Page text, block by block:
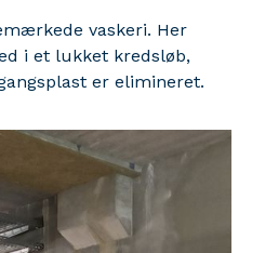
vaskeri. Her
i et lukket kredsløb,
er elimineret.